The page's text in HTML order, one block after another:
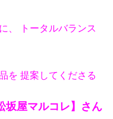
、 トータルバランス
を 提案してくださる
坂屋マルコレ】さん